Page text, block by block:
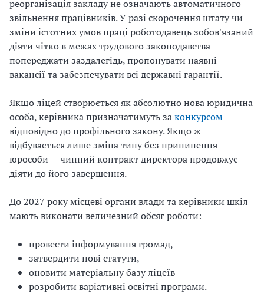
реорганізація закладу не означають автоматичного
звільнення працівників. У разі скорочення штату чи
зміни істотних умов праці роботодавець зобов'язаний
діяти чітко в межах трудового законодавства —
попереджати заздалегідь, пропонувати наявні
вакансії та забезпечувати всі державні гарантії.
Якщо ліцей створюється як абсолютно нова юридична
особа, керівника призначатимуть законкурсом
відповідно до профільного закону. Якщо ж
відбувається лише зміна типу без припинення
юрособи — чинний контракт директора продовжує
діяти до його завершення.
До 2027 року місцеві органи влади та керівники шкіл
мають виконати величезний обсяг роботи:
провести інформування громад,
затвердити нові статути,
оновити матеріальну базу ліцеїв
розробити варіативні освітні програми.